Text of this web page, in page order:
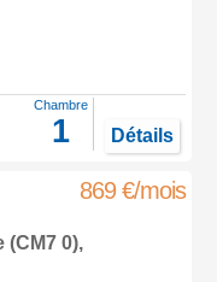
Chambre
1 Détails
869 €/mois
(CM7 0),